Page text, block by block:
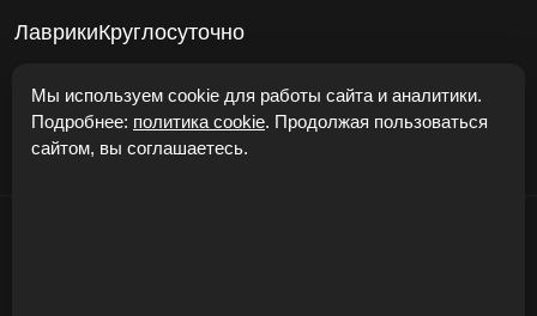
ЛаврикиКруглосуточно
Работаем без выходных
Мы используем cookie для работы сайта и аналитики.
Подробнее: политика cookie. Продолжая пользоваться
сайтом, вы соглашаетесь.